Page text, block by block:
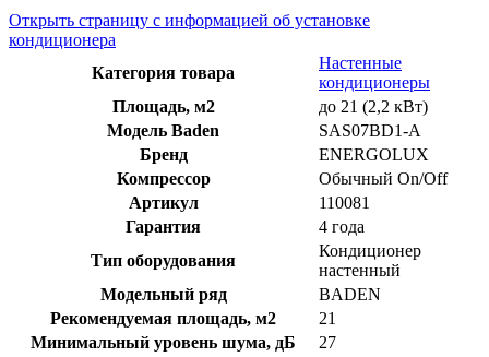
Открыть страницу с информацией об установке
кондиционера
Категория товара
Настенные
кондиционеры
Площадь, м2
до 21 (2,2 кВт)
Модель Baden
SAS07BD1-A
Бренд
ENERGOLUX
Компрессор
Обычный On/Off
Артикул
110081
Гарантия
4 года
Тип оборудования
Кондиционер
настенный
Модельный ряд
BADEN
Рекомендуемая площадь, м2
21
Минимальный уровень шума, дБ
27